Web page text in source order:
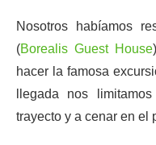
Nosotros habíamos
(Borealis Guest House
hacer la famosa
llegada nos
trayecto y a cenar en el